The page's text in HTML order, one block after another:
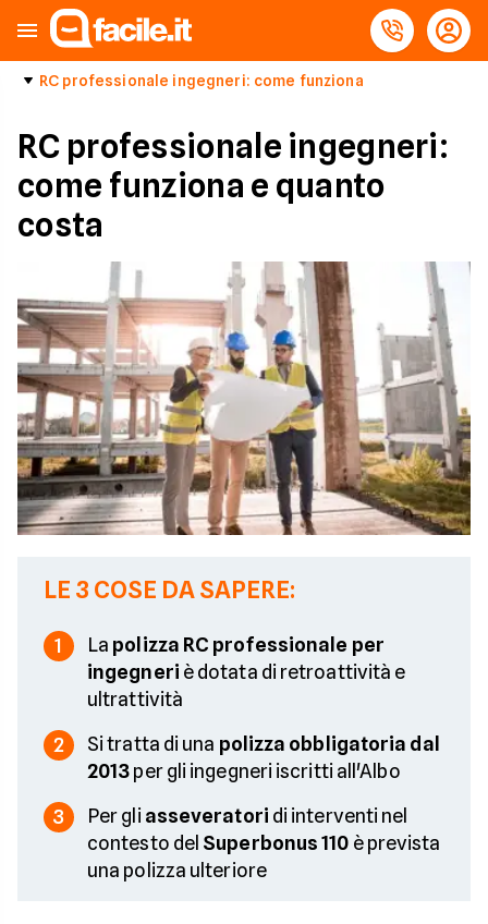
RC professionale ingegneri: come funziona
RC professionale ingegneri:
come funziona e quanto
costa
LE 3 COSE DA SAPERE:
1 La polizza RC professionale per
ingegneri è dotata di retroattività e
ultrattività
2 Si tratta di una polizza obbligatoria dal
2013per gli ingegneri iscritti all'Albo
3 Per gli asseveratori di interventi nel
contesto del Superbonus 110 è prevista
una polizza ulteriore